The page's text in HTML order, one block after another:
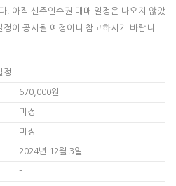
. 아직 신주인수권 매매 일정은 나오지 않았
이 공시될 예정이니 참고하시기 바랍니
정
670,000원
미정
미정
2024년 12월 3일
–